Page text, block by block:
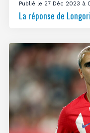
Publié le 27 Déc 2023 à
La réponse de